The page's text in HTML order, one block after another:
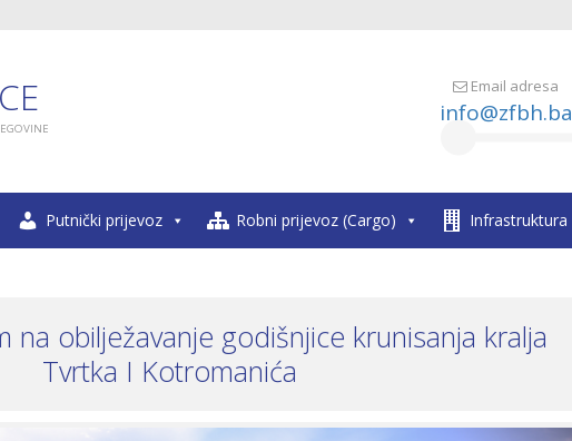
Email adresa
info@zfbh.ba
Putnički prijevoz Robni prijevoz (Cargo) Infrastruktura
na obilježavanje godišnjice krunisanja kralja
Tvrtka I Kotromanića